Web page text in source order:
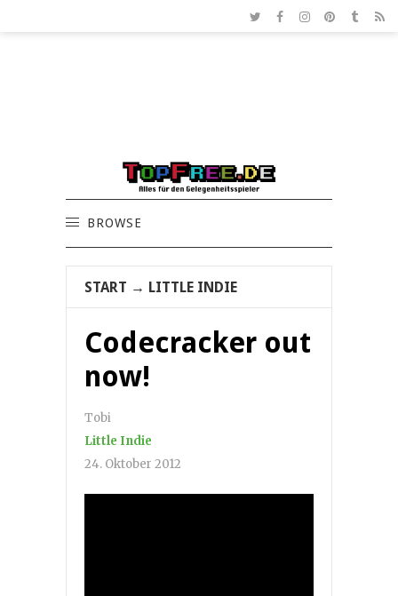
BROWSE
START → LITTLE INDIE
Codecracker out
now!
Tobi
Little Indie
24. Oktober 2012